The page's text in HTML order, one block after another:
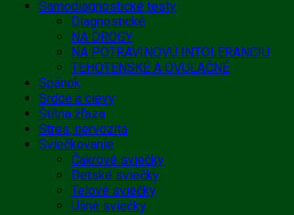
Samodiagnostické testy
Diagnostické
NA DROGY
NA POTRAVINOVÚ INTOLERANCIU
TEHOTENSKÉ A OVULAČNÉ
Spánok
Srdce a cievy
Štítna žľaza
Stres, nervozita
Sviečkovanie
Čakrové sviečky
Detské sviečky
Telové sviečky
Ušné sviečky